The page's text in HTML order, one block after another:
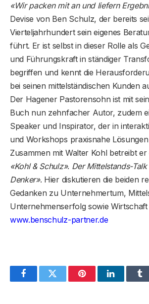
«Wir packen mit an und liefern
Devise von Ben Schulz, der bereits
Vierteljahrhundert sein eigenes
führt. Er ist selbst in dieser Rolle als
und Führungskraft in ständiger
begriffen und kennt die
bei seinen mittelständischen Kunden
Der Hagener Pastorensohn ist mit
Buch nun zehnfacher Autor, zudem
Speaker und Inspirator, der in
und Workshops praxisnahe
Zusammen mit Walter Kohl betreibt
«Kohl & Schulz». Der Mittelstands-
Denker». Hier diskutieren die beiden
Gedanken zu Unternehmertum,
Unternehmenserfolg sowie Wirtschaft
www.benschulz-partner.de
FacebookTwitter PinterestLinkedIn